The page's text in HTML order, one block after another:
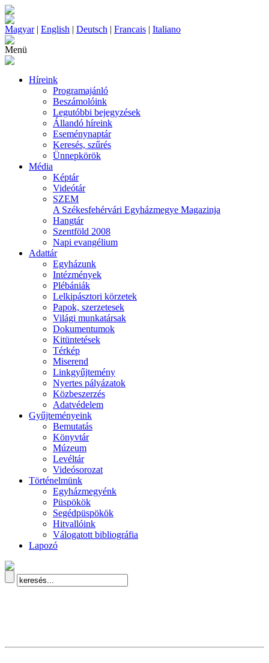
Magyar| English | Deutsch | Francais | Italiano
Menü
Híreink
Programajánló
Beszámolóink
Legutóbbi bejegyzések
Állandó híreink
Eseménynaptár
Keresés, szűrés
Ünnepkörök
Média
Képtár
Videótár
SZEM
A Székesfehérvári Egyházmegye Magazinja
Hangtár
Szentföld 2008
Napi evangélium
Adattár
Egyházunk
Intézmények
Plébániák
Lelkipásztori körzetek
Papok, szerzetesek
Világi munkatársak
Dokumentumok
Kitüntetések
Térkép
Miserend
Linkgyűjtemény
Nyertes pályázatok
Közbeszerzés
Adatvédelem
Gyűjteményeink
Bemutatás
Könyvtár
Múzeum
Levéltár
Videósorozat
Történelmünk
Egyházmegyénk
Püspökök
Segédpüspökök
Hitvallóink
Válogatott bibliográfia
Lapozó